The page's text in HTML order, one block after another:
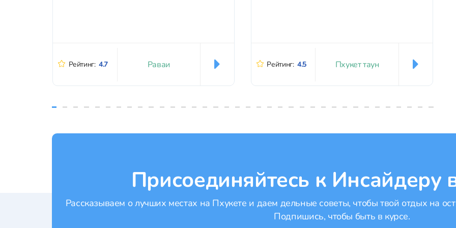
Рейтинг: 4.7 Раваи Рейтинг: 4.5 Пхукет таун
Присоединяйтесь к Инсайдеру
Рассказываем о лучших местах на Пхукете и даем дельные советы, чтобы твой отдых на
Подпишись, чтобы быть в курсе.